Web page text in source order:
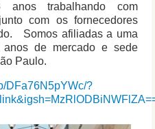
trabalhando com
com os fornecedores
Somos afiliadas a uma
de mercado e sede
Paulo.
DFa76N5pYWc/?